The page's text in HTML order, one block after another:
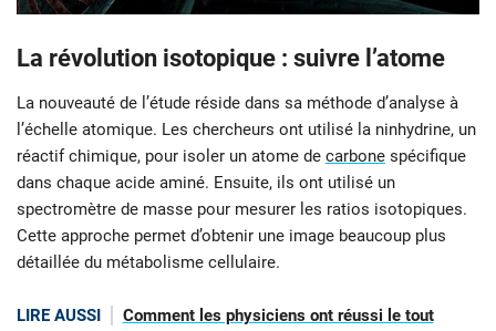
La révolution isotopique : suivre l’atome
La nouveauté de l’étude réside dans sa méthode d’analyse à
l’échelle atomique. Les chercheurs ont utilisé la ninhydrine, un
réactif chimique, pour isoler un atome de carbone spécifique
dans chaque acide aminé. Ensuite, ils ont utilisé un
spectromètre de masse pour mesurer les ratios isotopiques.
Cette approche permet d’obtenir une image beaucoup plus
détaillée du métabolisme cellulaire.
LIRE AUSSI
Comment les physiciens ont réussi le tout